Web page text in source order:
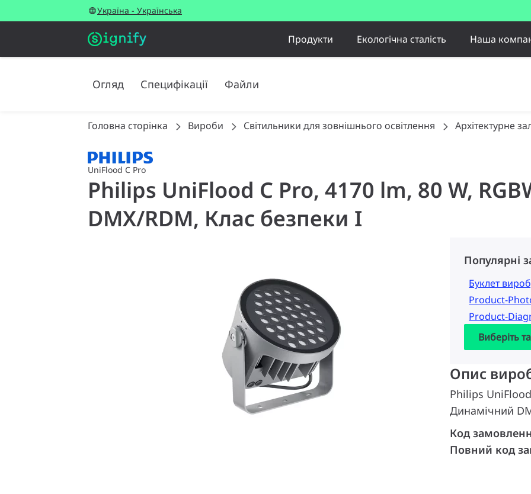
Україна - Українська
Продукти Екологічна сталість Наша
Огляд Специфікації Файли
Головна сторінка Вироби Світильники для зовнішнього освітлення Архітектурне
UniFlood C Pro
Philips UniFlood C Pro, 4170 lm, 80 W,
DMX/RDM, Клас безпеки I
Популярні
Буклет
Product-
Product-
Виберіть
Опис
Philips
Динамічний
Код
Повний код